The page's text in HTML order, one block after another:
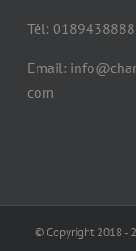
Tél: 0189438888
Email:
com
© Copyright 2018 -